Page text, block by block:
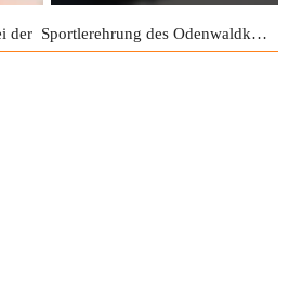
29.05.2019 - Auftritt bei der Sportlerehrung des Odenwaldkreises